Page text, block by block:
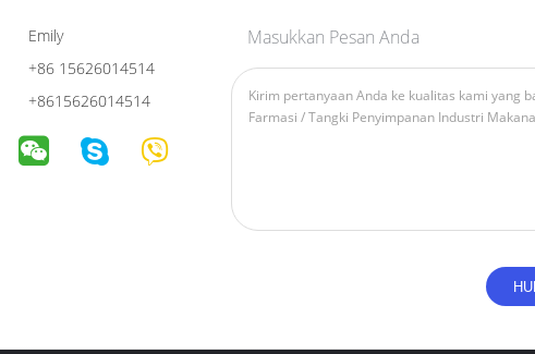
Emily
+86 15626014514
+8615626014514
Masukkan Pesan Anda